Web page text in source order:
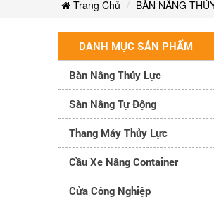
Trang Chủ BÀN NÂNG
DANH MỤC SẢN PHẨM
Bàn Nâng Thủy Lực
Sàn Nâng Tự Động
Thang Máy Thủy Lực
Cầu Xe Nâng Container
Cửa Công Nghiệp